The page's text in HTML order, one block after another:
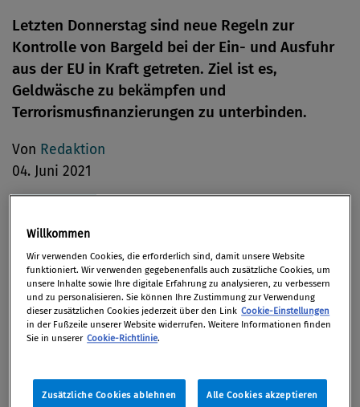
Letzten Donnerstag sind neue Regeln zur
Kontrolle von Bargeld bei der Ein- und Ausfuhr
aus der EU in Kraft getreten. Ziel ist es,
Geldwäsche zu bekämpfen und
Terrorismusfinanzierungen zu unterbinden.
Von Redaktion
04. Juni 2021
Im Rahmen der neuen Regeln erweitert sich die
Definition des Begriffs „Bargeld“ um Banknoten und
Münzen, einschließlich Währungen, die nicht mehr
im Umlauf sind, aber noch bei Finanzinstituten
umgetauscht werden können. Des Weiteren zählen
von Barren oder Nuggets mit einem
Mindestgoldgehalt von 99,5 Prozent als Barmittel.
Willkommen
Wir verwenden Cookies, die erforderlich sind, damit unsere Website
funktioniert. Wir verwenden gegebenenfalls auch zusätzliche Cookies, um
unsere Inhalte sowie Ihre digitale Erfahrung zu analysieren, zu verbessern
und zu personalisieren. Sie können Ihre Zustimmung zur Verwendung
dieser zusätzlichen Cookies jederzeit über den Link Cookie-Einstellungen
in der Fußzeile unserer Website widerrufen. Weitere Informationen finden
Sie in unserer Cookie-Richtlinie.
Zusätzliche Cookies ablehnen Alle Cookies akzeptieren